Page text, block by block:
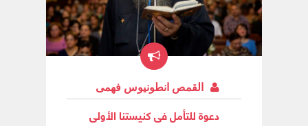
القمص انطونيوس فهمى
دعوة للتأمل فى كنيستنا الأولى